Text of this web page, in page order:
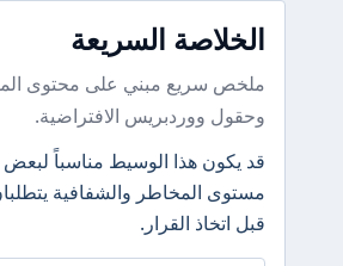
الخلاصة السريعة
ملخص سريع مبني على محتوى
وحقول ووردبريس الافتراضية.
قد يكون هذا الوسيط مناسباً لبعض
مستوى المخاطر والشفافية
قبل اتخاذ القرار.